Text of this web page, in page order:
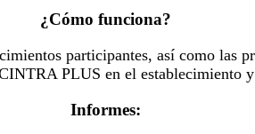
¿Cómo funciona?
participantes, así como las
PLUS en el establecimiento
Informes: